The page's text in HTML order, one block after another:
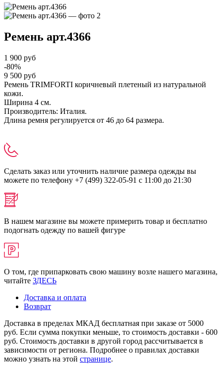
Ремень арт.4366
1 900 руб
-80%
9 500 руб
Ремень TRIMFORTI коричневый плетеный из натуральной
кожи.
Ширина 4 см.
Производитель: Италия.
Длина ремня регулируется от 46 до 64 размера.
Сделать заказ или уточнить наличие размера одежды вы
можете по телефону +7 (499) 322-05-91 с 11:00 до 21:30
В нашем магазине вы можете примерить товар и бесплатно
подогнать одежду по вашей фигуре
О том, где припарковать свою машину возле нашего магазина,
читайте ЗДЕСЬ
Доставка и оплата
Возврат
Доставка в пределах МКАД бесплатная при заказе от 5000
руб. Если сумма покупки меньше, то стоимость доставки - 600
руб. Стоимость доставки в другой город рассчитывается в
зависимости от региона. Подробнее о правилах доставки
можно узнать на этой странице.